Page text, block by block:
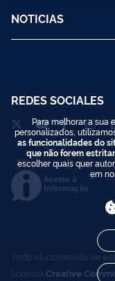
NOTICIAS
REDES SOCIALES
Acesso à
Informação
Todo el contenido de
licencia Creative
Para melhorar a sua
personalizados,
as funcionalidades do
que não forem
escolher quais quer
em